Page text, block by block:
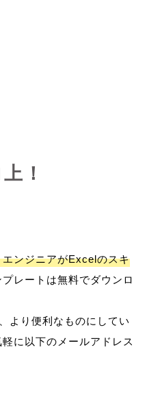
！
エンジニアがExcelのスキ
プレートは無料でダウンロ
より便利なものにしてい
に以下のメールアドレス